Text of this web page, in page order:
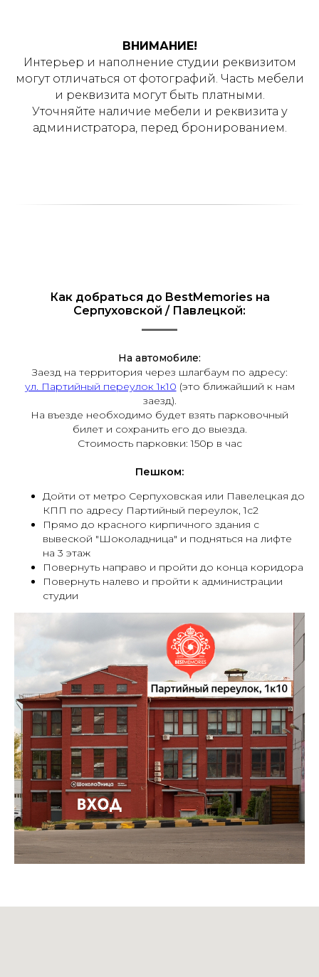
ВНИМАНИЕ!
Интерьер и наполнение студии реквизитом
могут отличаться от фотографий. Часть мебели
и реквизита могут быть платными.
Уточняйте наличие мебели и реквизита у
администратора, перед бронированием.
Как добраться до BestMemories на
Серпуховской / Павлецкой:
На автомобиле:
Заезд на территория через шлагбаум по адресу:
ул. Партийный переулок 1к10 (это ближайший к нам
заезд).
На въезде необходимо будет взять парковочный
билет и сохранить его до выезда.
Стоимость парковки: 150р в час
Пешком:
Дойти от метро Серпуховская или Павелецкая до
КПП по адресу Партийный переулок, 1с2
Прямо до красного кирпичного здания с
вывеской "Шоколадница" и подняться на лифте
на 3 этаж
Повернуть направо и пройти до конца коридора
Повернуть налево и пройти к администрации
студии